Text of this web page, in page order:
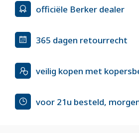
officiële Berker dealer
365 dagen retourrecht
veilig kopen met
voor 21u besteld,